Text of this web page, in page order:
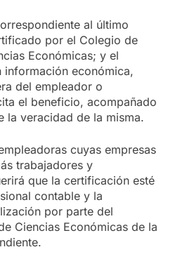
al último
por el Colegio de
Económicas; y el
económica,
del empleador o
el beneficio, acompañado
la veracidad de la misma.
cuyas empresas
trabajadores y
que la certificación esté
contable y la
por parte del
Ciencias Económicas de la